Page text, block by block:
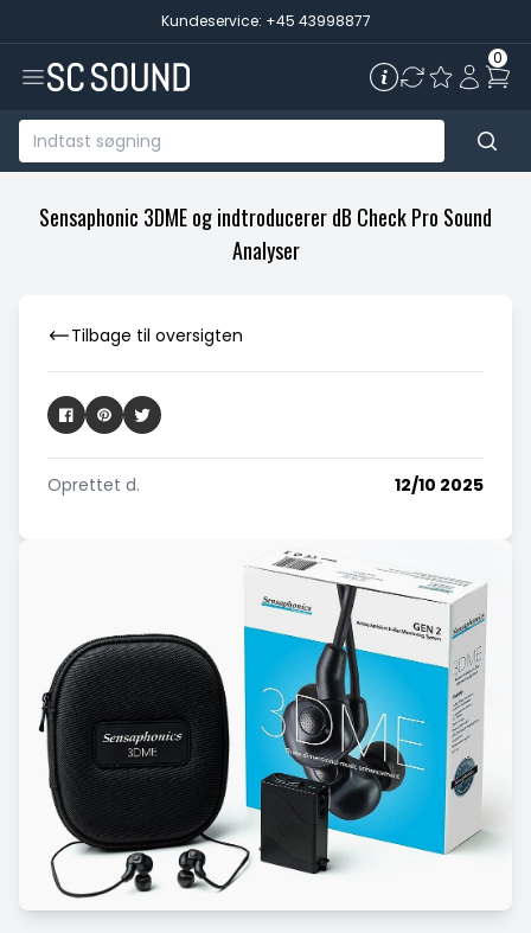
Kundeservice: +45 43998877
0
Sensaphonic 3DME og indtroducerer dB Check Pro Sound
Analyser
Tilbage til oversigten
Oprettet d. 12/10 2025